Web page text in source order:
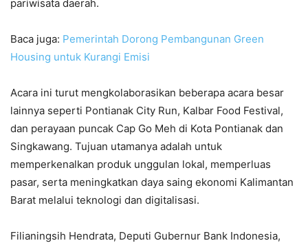
pariwisata daerah.
Baca juga: Pemerintah Dorong Pembangunan Green
Housing untuk Kurangi Emisi
Acara ini turut mengkolaborasikan beberapa acara besar
lainnya seperti Pontianak City Run, Kalbar Food Festival,
dan perayaan puncak Cap Go Meh di Kota Pontianak dan
Singkawang. Tujuan utamanya adalah untuk
memperkenalkan produk unggulan lokal, memperluas
pasar, serta meningkatkan daya saing ekonomi Kalimantan
Barat melalui teknologi dan digitalisasi.
Filianingsih Hendrata, Deputi Gubernur Bank Indonesia,